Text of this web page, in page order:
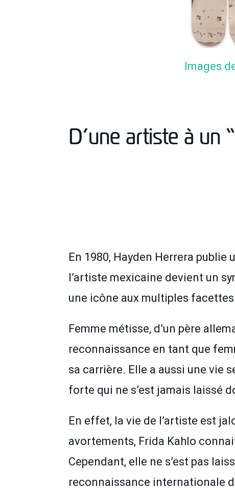
Images
D’une artiste à un
En 1980, Hayden Herrera publie
l’artiste mexicaine devient un
une icône aux multiples
Femme métisse, d’un père
reconnaissance en tant que
sa carrière. Elle a aussi une vie
forte qui ne s’est jamais laissé
En effet, la vie de l’artiste est
avortements, Frida Kahlo
Cependant, elle ne s’est pas
reconnaissance internationale